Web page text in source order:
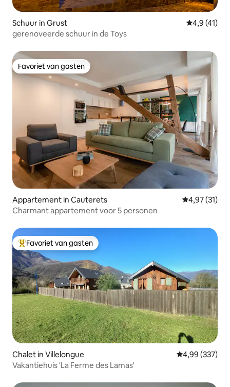
Schuur in Grust
4,9 (41)
gerenoveerde schuur in de Toys
Favoriet van gasten
Favoriet van gasten
Appartement in Cauterets Gemiddelde
4,97 (31)
Charmant appartement voor 5 personen
Topfavoriet van gasten
Favoriet van gasten
Chalet in Villelongue Gemiddelde
4,99 (337)
Vakantiehuis 'La Ferme des Lamas'